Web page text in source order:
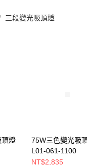
三段變光吸頂燈
燈
75W三色變光吸
L01-061-1100
NT$2,835